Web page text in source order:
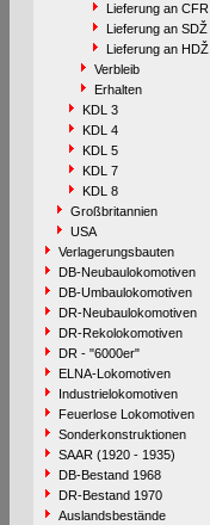
Lieferung an CFR
Lieferung an SDŽ
Lieferung an HDŽ
Verbleib
Erhalten
KDL 3
KDL 4
KDL 5
KDL 7
KDL 8
Großbritannien
USA
Verlagerungsbauten
DB-Neubaulokomotiven
DB-Umbaulokomotiven
DR-Neubaulokomotiven
DR-Rekolokomotiven
DR - "6000er"
ELNA-Lokomotiven
Industrielokomotiven
Feuerlose Lokomotiven
Sonderkonstruktionen
SAAR (1920 - 1935)
DB-Bestand 1968
DR-Bestand 1970
Auslandsbestände